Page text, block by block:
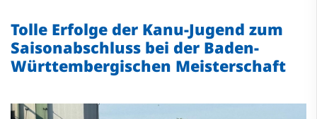
Tolle Erfolge der Kanu-Jugend zum
Saisonabschluss bei der Baden-
Württembergischen Meisterschaft